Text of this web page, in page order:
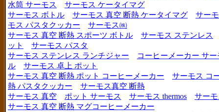
水筒 サーモス
サーモス ケータイマグ
サーモス ボトル
サーモス 真空 断熱 ケータイマグ
サー
モス パスタクッカー
サーモス㈱
サーモス 真空 断熱 スポーツ ボトル
サーモス ステンレス
ット
サーモス パスタ
サーモス ステンレス ランチジャー
コーヒーメーカー サー
ル
サーモス 卓上 ポット
サーモス 真空 断熱 ポット コーヒーメーカー
サーモス コ
熱 パスタクッカー
サーモス真空 断熱
サーモス 真空
ポット サーモス サーモス thermos
サー
サーモス 真空 断熱 マグコーヒーメーカー